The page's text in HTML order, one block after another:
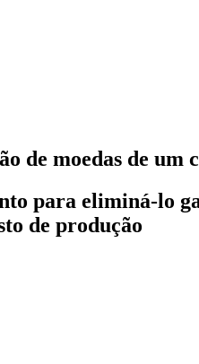
de moedas de um
para eliminá-lo
de produção